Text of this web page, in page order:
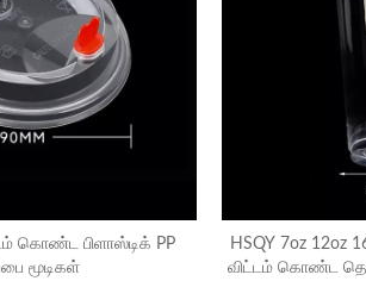
கொண்ட பிளாஸ்டிக் PP
மூடிகள்
HSQY 7oz 12oz
விட்டம் கொண்ட